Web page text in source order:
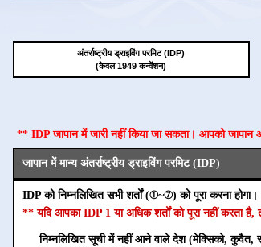
अंतर्राष्ट्रीय ड्राइविंग परमिट (IDP)
(केवल 1949 कन्वेंशन)
** IDP जापान में जारी नहीं किया जा सकता। आपको
जापान में मान्य अंतर्राष्ट्रीय ड्राइविंग परमिट (IDP)
IDP को निम्नलिखित सभी शर्तों (①~⑦) को पूरा करना होगा।
** यदि आपका IDP 1 या अधिक शर्तों को पूरा नहीं करता
निम्नलिखित सूची में नहीं आने वाले देश (मेक्सिको,